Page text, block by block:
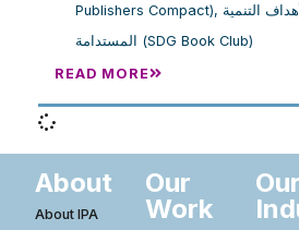
Publishers Compact), التنمية
المستدامة (SDG Book Club)
READ MORE
About
About IPA
Our
Work
Our